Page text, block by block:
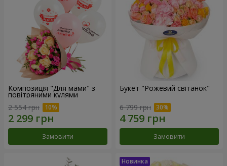
Композиція "Для мами" з
повітряними кулями
2 554 грн
Замовити
Букет "Рожевий світанок"
6 799 грн
Замовити